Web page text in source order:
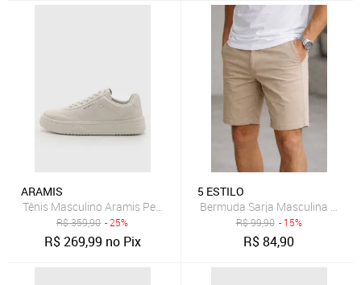
ARAMIS
Tênis Masculino Aramis Peak Road Bege
R$359,90 - 25%
R$269,99 no Pix
5 ESTILO
Bermuda Sarja Masculina
R$99,90 - 15%
R$84,90